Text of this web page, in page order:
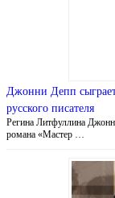
Джонни Депп
русского писателя
Регина Литфуллина
романа «Мастер …